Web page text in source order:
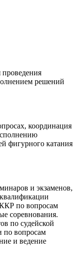
решений
координация
фигурного катания
и экзаменов,
по вопросам
соревнования.
по судейской
по вопросам
и ведение